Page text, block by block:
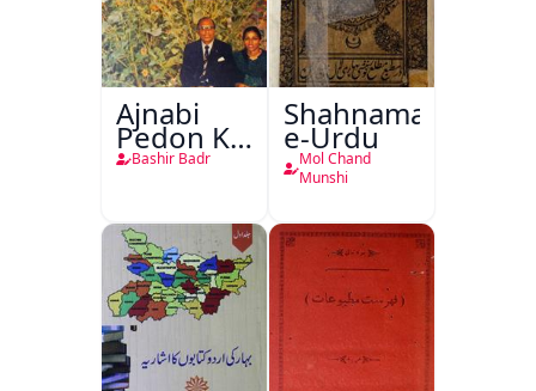
Ajnabi
Pedon Ke
Saye
Bashir Badr
Shahnama-
e-Urdu
Mol Chand
Munshi